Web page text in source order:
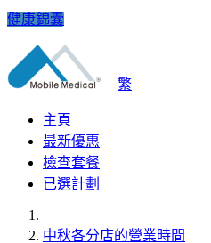
健康錦囊
繁
主頁
最新優惠
檢查套餐
已選計劃
中秋各分店的營業時間